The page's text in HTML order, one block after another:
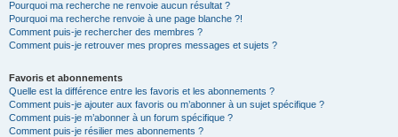
Pourquoi ma recherche ne renvoie aucun résultat ?
Pourquoi ma recherche renvoie à une page blanche ?!
Comment puis-je rechercher des membres ?
Comment puis-je retrouver mes propres messages et sujets ?
Favoris et abonnements
Quelle est la différence entre les favoris et les abonnements ?
Comment puis-je ajouter aux favoris ou m’abonner à un sujet spécifique ?
Comment puis-je m’abonner à un forum spécifique ?
Comment puis-je résilier mes abonnements ?